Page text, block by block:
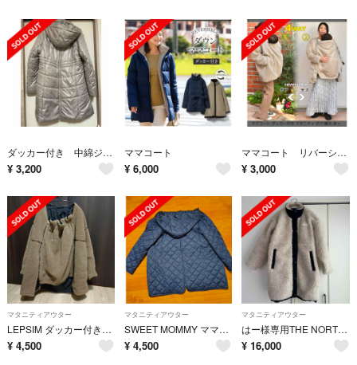
ダッカー付き 中綿ジャケット マタニティ 抱っこ紐 おんぶコート
¥ 3,200
ママコート
¥ 6,000
ママコート リバーシブル ボア ベージュ
¥ 3,000
マタニティアウター
LEPSIM ダッカー付きコート
¥ 4,500
マタニティアウター
SWEET MOMMY ママコート
¥ 4,500
マタニティアウター
はー様専用THE NORTH FACE マタニティボアフリースジャケット
¥ 16,000